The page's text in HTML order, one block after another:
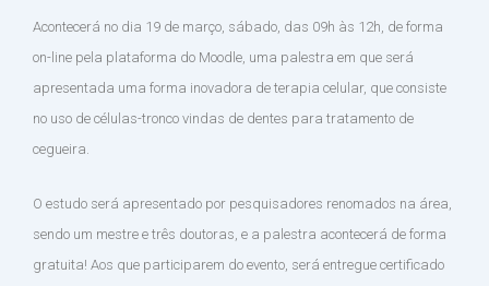
Acontecerá no dia 19 de março, sábado, das 09h às 12h, de forma
on-line pela plataforma do Moodle, uma palestra em que será
apresentada uma forma inovadora de terapia celular, que consiste
no uso de células-tronco vindas de dentes para tratamento de
cegueira.
O estudo será apresentado por pesquisadores renomados na área,
sendo um mestre e três doutoras, e a palestra acontecerá de forma
gratuita! Aos que participarem do evento, será entregue certificado